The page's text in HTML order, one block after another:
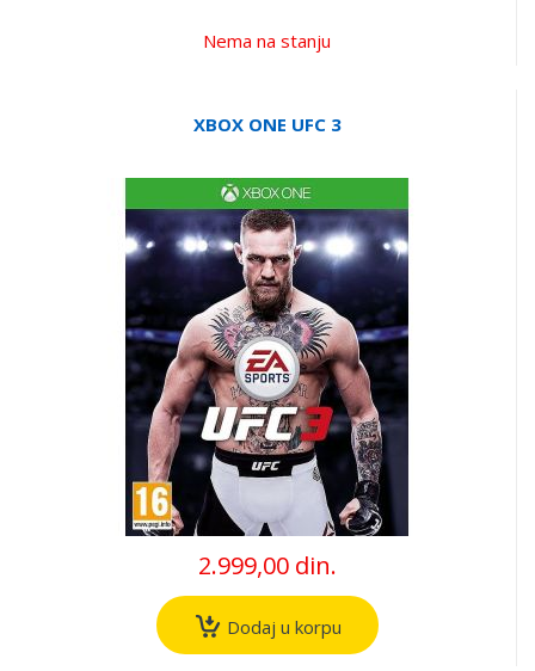
Nema na stanju
XBOX ONE UFC 3
2.999,00 din.
Dodaj u korpu